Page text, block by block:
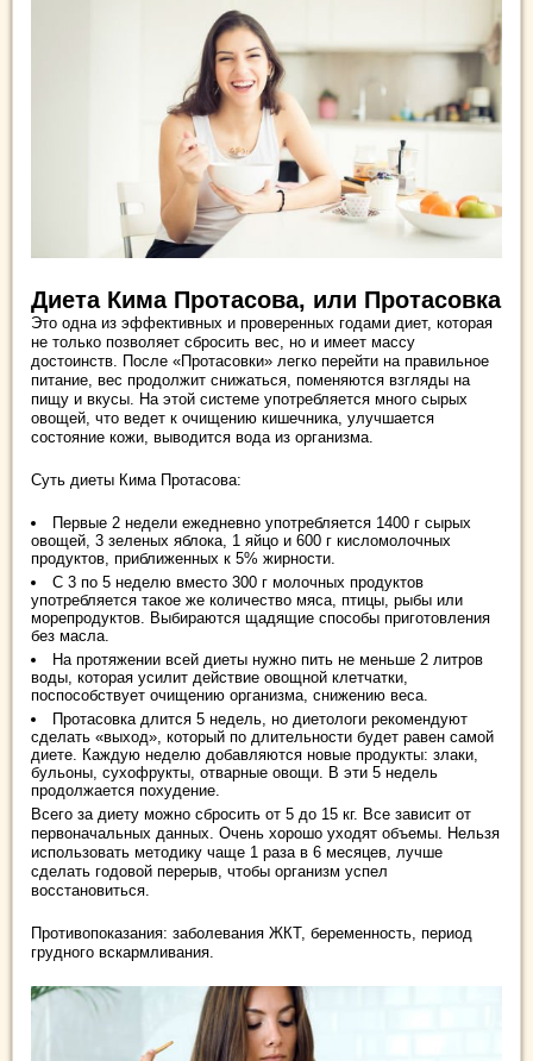
Диета Кима Протасова, или Протасовка
Это одна из эффективных и проверенных годами диет, которая
не только позволяет сбросить вес, но и имеет массу
достоинств. После «Протасовки» легко перейти на правильное
питание, вес продолжит снижаться, поменяются взгляды на
пищу и вкусы. На этой системе употребляется много сырых
овощей, что ведет к очищению кишечника, улучшается
состояние кожи, выводится вода из организма.
Суть диеты Кима Протасова:
Первые 2 недели ежедневно употребляется 1400 г сырых
овощей, 3 зеленых яблока, 1 яйцо и 600 г кисломолочных
продуктов, приближенных к 5% жирности.
С 3 по 5 неделю вместо 300 г молочных продуктов
употребляется такое же количество мяса, птицы, рыбы или
морепродуктов. Выбираются щадящие способы приготовления
без масла.
На протяжении всей диеты нужно пить не меньше 2 литров
воды, которая усилит действие овощной клетчатки,
поспособствует очищению организма, снижению веса.
Протасовка длится 5 недель, но диетологи рекомендуют
сделать «выход», который по длительности будет равен самой
диете. Каждую неделю добавляются новые продукты: злаки,
бульоны, сухофрукты, отварные овощи. В эти 5 недель
продолжается похудение.
Всего за диету можно сбросить от 5 до 15 кг. Все зависит от
первоначальных данных. Очень хорошо уходят объемы. Нельзя
использовать методику чаще 1 раза в 6 месяцев, лучше
сделать годовой перерыв, чтобы организм успел
восстановиться.
Противопоказания: заболевания ЖКТ, беременность, период
грудного вскармливания.